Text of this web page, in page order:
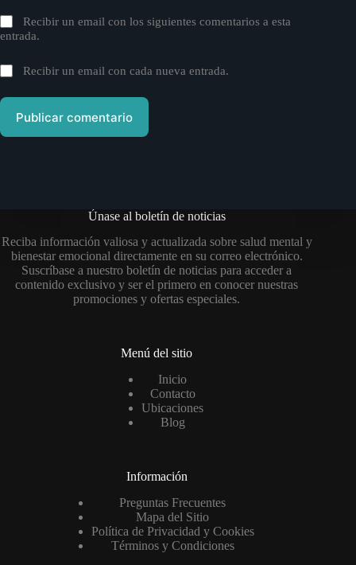
Recibir un email con los siguientes comentarios a esta
entrada.
Recibir un email con cada nueva entrada.
Publicar comentario
Únase al boletín de noticias
Reciba información valiosa y actualizada sobre salud mental y
bienestar emocional directamente en su correo electrónico.
Suscríbase a nuestro boletín de noticias para acceder a
contenido exclusivo y ser el primero en conocer nuestras
promociones y ofertas especiales.
Menú del sitio
Inicio
Contacto
Ubicaciones
Blog
Información
Preguntas Frecuentes
Mapa del Sitio
Política de Privacidad y Cookies
Términos y Condiciones